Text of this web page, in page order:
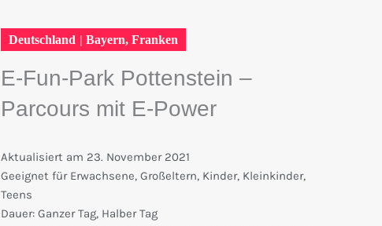
Deutschland | Bayern,Franken
E-Fun-Park Pottenstein –
Parcours mit E-Power
Aktualisiert am 23. November 2021
Geeignet für Erwachsene,Großeltern, Kinder, Kleinkinder,
Teens
Dauer: Ganzer Tag, Halber Tag